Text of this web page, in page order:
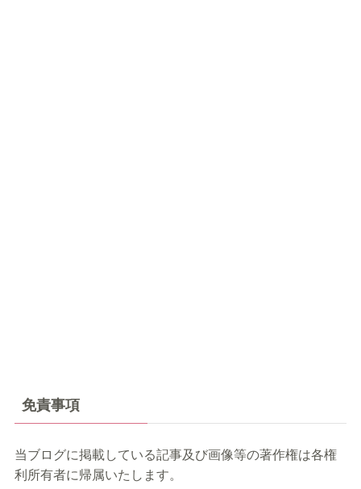
免責事項
当ブログに掲載している記事及び画像等の著作権は各権
利所有者に帰属いたします。